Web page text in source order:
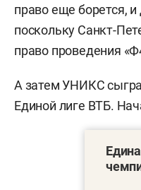
право еще борется,
поскольку Санкт-
право проведения
А затем УНИКС
Единой лиге ВТБ.